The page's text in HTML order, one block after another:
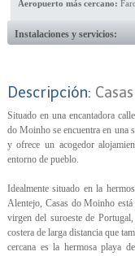
Aeropuerto más cercano:
Instalaciones y servicios:
Descripción:
Situado en una encantadora
do Moinho se encuentra en una
y ofrece un acogedor
entorno de pueblo.
Idealmente situado en la
Alentejo, Casas do Moinho
virgen del suroeste de
costera de larga distancia que
cercana es la hermosa playa